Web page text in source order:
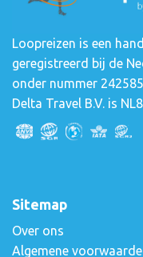
Loopreizen is een
geregistreerd bij de
onder nummer
Delta Travel B.V. is
Sitemap
Over ons
Algemene